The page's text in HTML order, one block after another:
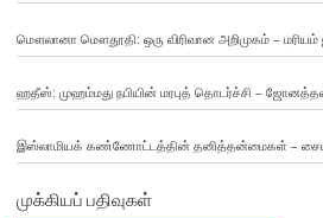
மௌலானா மௌதூதி: ஒரு விரிவான அறிமுகம் – மரியம்
ஹதீஸ்: முஹம்மது நபியின் மரபுத் தொடர்ச்சி –
இஸ்லாமியக் கண்ணோட்டத்தின் தனித்தன்மைகள் –
முக்கியப் பதிவுகள்